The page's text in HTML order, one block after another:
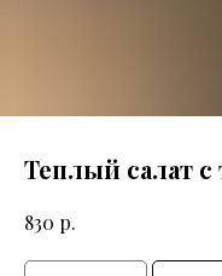
Теплый салат
830 р.